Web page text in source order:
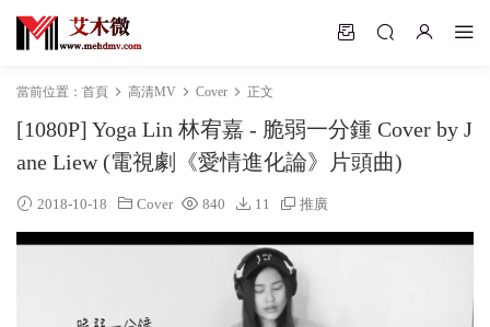
當前位置： 首頁 高清MV Cover 正文
[1080P] Yoga Lin 林宥嘉 - 脆弱一分鍾 Cover by J
ane Liew (電視劇《愛情進化論》片頭曲)
2018-10-18 Cover 840 11 推廣